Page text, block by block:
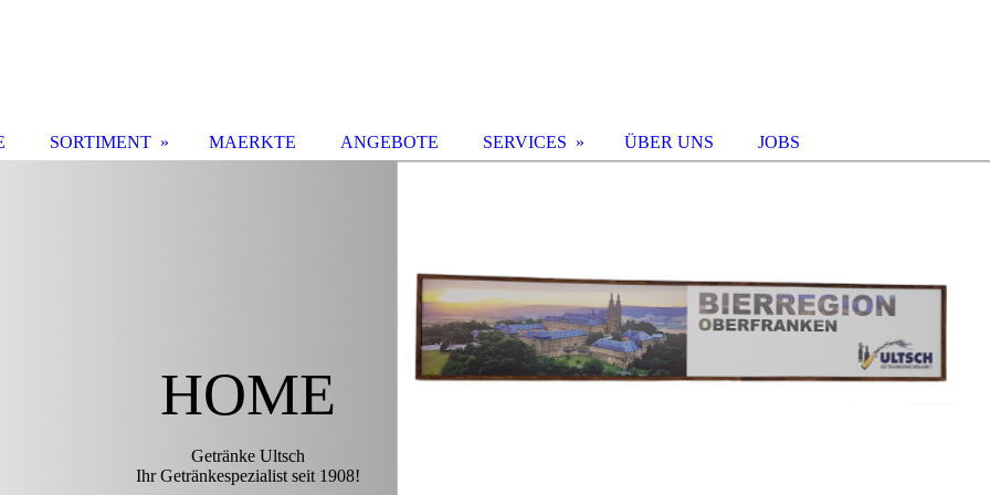
HOME
Getränke Ultsch
Ihr Getränkespezialist seit 1908!
SORTIMENT MAERKTE ANGEBOTE SERVICES ÜBER UNS JOBS